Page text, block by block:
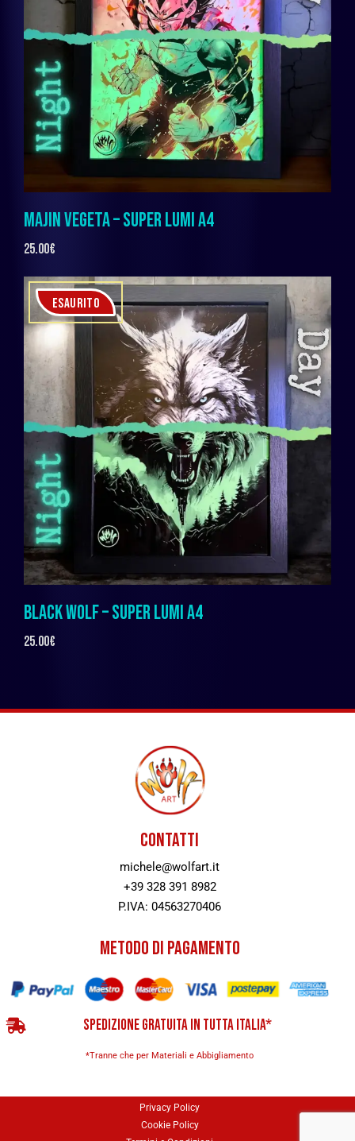
MAJIN VEGETA – SUPER LUMI A4
25.00€
ESAURITO
BLACK WOLF – SUPER LUMI A4
25.00€
CONTATTI
michele@wolfart.it
+39 328 391 8982
P.IVA: 04563270406
METODO DI PAGAMENTO
SPEDIZIONE GRATUITA IN TUTTA ITALIA*
*Tranne che per Materiali e Abbigliamento
Privacy Policy
Cookie Policy